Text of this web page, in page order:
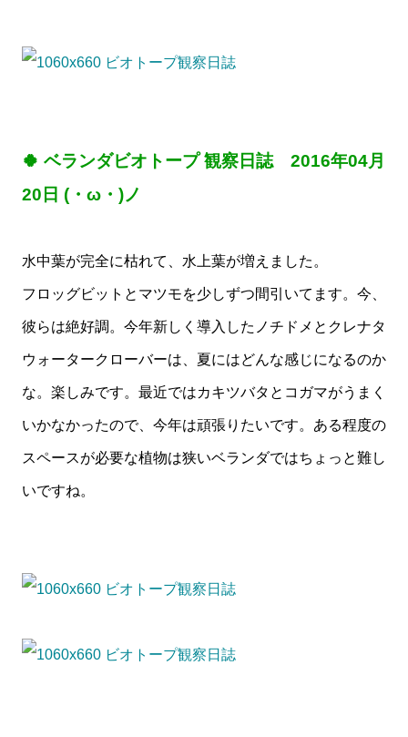
🍀 ベランダビオトープ 観察日誌 2016年04月
20日 (・ω・)ノ
水中葉が完全に枯れて、水上葉が増えました。
フロッグビットとマツモを少しずつ間引いてます。今、
彼らは絶好調。今年新しく導入したノチドメとクレナタ
ウォータークローバーは、夏にはどんな感じになるのか
な。楽しみです。最近ではカキツバタとコガマがうまく
いかなかったので、今年は頑張りたいです。ある程度の
スペースが必要な植物は狭いベランダではちょっと難し
いですね。